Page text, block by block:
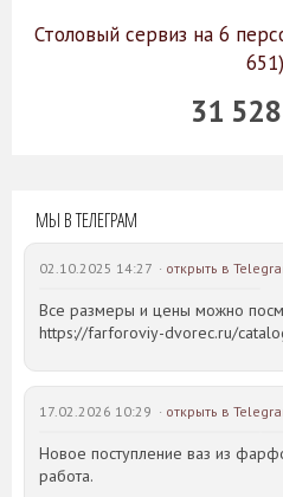
Столовый сервиз на 6
651)
31
МЫ В ТЕЛЕГРАМ
02.10.2025 14:27 · открыть в
Все размеры и цены можно
https://farforoviy-dvorec.ru/
17.02.2026 10:29 · открыть в
Новое поступление ваз из
работа.